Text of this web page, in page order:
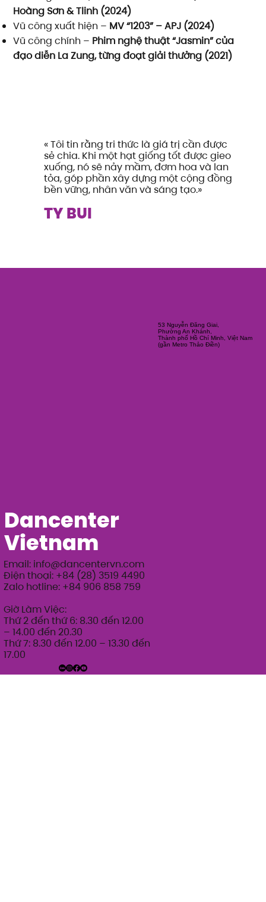
Hoàng Sơn & Tlinh (2024)
Vũ công xuất hiện – MV “1203” – APJ (2024)
Vũ công chính – Phim nghệ thuật “Jasmin” của
đạo diễn La Zung, từng đoạt giải thưởng (2021)
« Tôi tin rằng tri thức là giá trị cần được
sẻ chia. Khi một hạt giống tốt được gieo
xuống, nó sẽ nảy mầm, đơm hoa và lan
tỏa, góp phần xây dựng một cộng đồng
bền vững, nhân văn và sáng tạo.»
TY BUI
Dancenter
Vietnam
Email: info@dancentervn.com
Điện thoại: +84 (28) 3519 4490
Zalo hotline: +84 906 858 759
Giờ Làm Việc:
Thứ 2 đến thứ 6: 8.30 đến 12.00
– 14.00 đến 20.30
Thứ 7: 8.30 đến 12.00 – 13.30 đến
17.00
53 Nguyễn Đăng Giai,
Phường An Khánh,
Thành phố Hồ Chí Minh, Việt Nam
(gần Metro Thảo Điền)